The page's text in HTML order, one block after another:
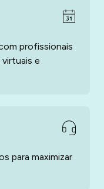
profissionais
e
para maximizar